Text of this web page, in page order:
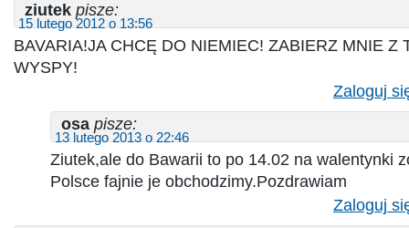
ziutek pisze:
15 lutego 2012 o 13:56
BAVARIA!JA CHCĘ DO NIEMIEC! ZABIERZ MNIE Z
WYSPY!
Zaloguj
osa pisze:
13 lutego 2013 o 22:46
Ziutek,ale do Bawarii to po 14.02 na walentynki
Polsce fajnie je obchodzimy.Pozdrawiam
Zaloguj